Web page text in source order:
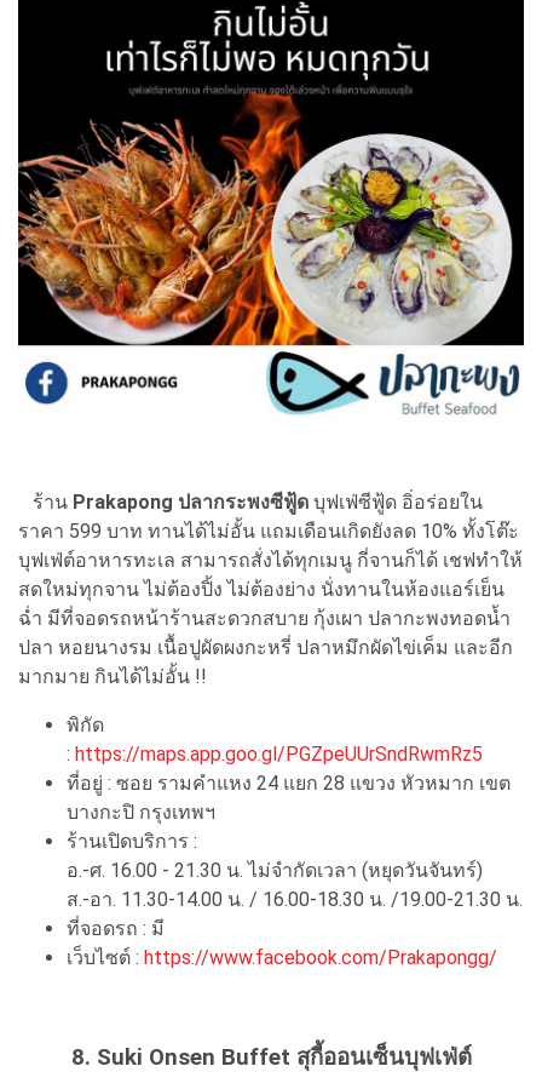
ร้าน Prakapong ปลากระพงซีฟู้ด บุฟเฟ่ซีฟู้ด อิ่อร่อยใน
ราคา 599 บาท ทานได้ไม่อั้น แถมเดือนเกิดยังลด 10% ทั้งโต๊ะ
บุฟเฟ่ต์อาหารทะเล สามารถสั่งได้ทุกเมนู กี่จานก็ได้ เชฟทำให้
สดใหม่ทุกจาน ไม่ต้องปิ้ง ไม่ต้องย่าง นั่งทานในห้องแอร์เย็น
ฉ่ำ มีที่จอดรถหน้าร้านสะดวกสบาย กุ้งเผา ปลากะพงทอดน้ำ
ปลา หอยนางรม เนื้อปูผัดผงกะหรี่ ปลาหมึกผัดไข่เค็ม และอีก
มากมาย กินได้ไม่อั้น !!
พิกัด
: https://maps.app.goo.gl/PGZpeUUrSndRwmRz5
ที่อยู่ : ซอย รามคำแหง 24 แยก 28 แขวง หัวหมาก เขต
บางกะปิ กรุงเทพฯ
ร้านเปิดบริการ :
อ.-ศ. 16.00 - 21.30 น. ไม่จำกัดเวลา (หยุดวันจันทร์)
ส.-อา. 11.30-14.00 น. / 16.00-18.30 น. /19.00-21.30 น.
ที่จอดรถ : มี
เว็บไซต์ : https://www.facebook.com/Prakapongg/
8. Suki Onsen Buffet สุกี้ออนเซ็นบุฟเฟ่ต์